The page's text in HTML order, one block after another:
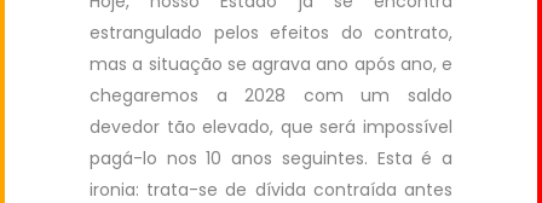
estrangulado pelos efeitos do contrato,
mas a situação se agrava ano após ano, e
chegaremos a 2028 com um saldo
devedor tão elevado, que será impossível
pagá-lo nos 10 anos seguintes. Esta é a
ironia: trata-se de dívida contraída antes